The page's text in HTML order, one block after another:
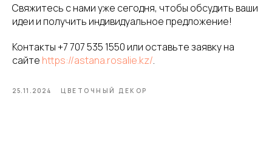
Свяжитесь с нами уже сегодня, чтобы обсудить ваши
идеи и получить индивидуальное предложение!
Контакты +7 707 535 1550 или оставьте заявку на
сайте https://astana.rosalie.kz/.
25.11.2024 ЦВЕТОЧНЫЙ ДЕКОР